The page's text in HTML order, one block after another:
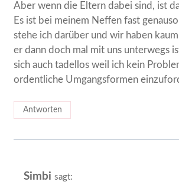
Aber wenn die Eltern dabei sind, ist
Es ist bei meinem Neffen fast
stehe ich darüber und wir haben
er dann doch mal mit uns unterwegs
sich auch tadellos weil ich kein
ordentliche Umgangsformen
Antworten
Simbi sagt: